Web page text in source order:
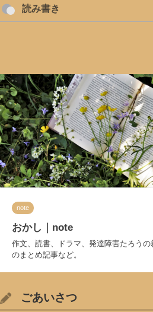
読み書き
note
おかし｜note
作文、読書、ドラマ、発達障害たろうの
のまとめ記事など。
ごあいさつ